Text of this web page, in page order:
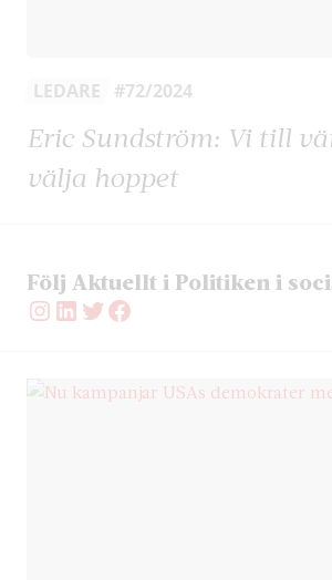
LEDARE #72/2024
Eric Sundström: Vi till
välja hoppet
Följ Aktuellt i Politiken i
Instagram
LinkedIn
Twitter
Facebook